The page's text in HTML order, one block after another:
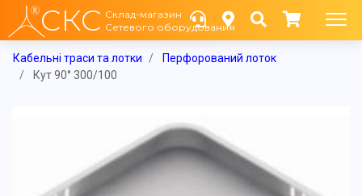
СКС Склад-магазин
Сетевого оборудования
Кабельні траси та лотки
Перфорований лоток
Кут 90° 300/100